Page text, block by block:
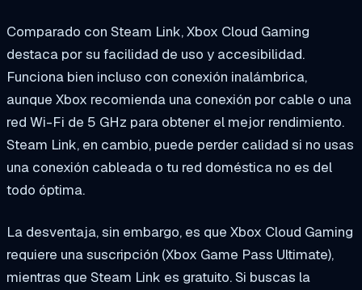
Comparado con Steam Link, Xbox Cloud Gaming
destaca por su facilidad de uso y accesibilidad.
Funciona bien incluso con conexión inalámbrica,
aunque Xbox recomienda una conexión por cable o una
red Wi-Fi de 5 GHz para obtener el mejor rendimiento.
Steam Link, en cambio, puede perder calidad si no usas
una conexión cableada o tu red doméstica no es del
todo óptima.
La desventaja, sin embargo, es que Xbox Cloud Gaming
requiere una suscripción (Xbox Game Pass Ultimate),
mientras que Steam Link es gratuito. Si buscas la